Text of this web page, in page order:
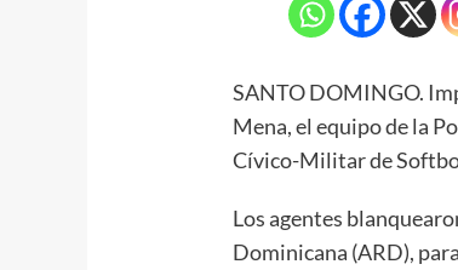
SANTO DOMINGO.
Mena, el equipo de la
Cívico-Militar de
Los agentes
Dominicana (ARD),